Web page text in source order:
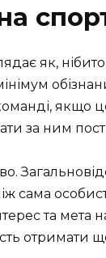
як,
якщо
за ним
сама
та мета
отримати